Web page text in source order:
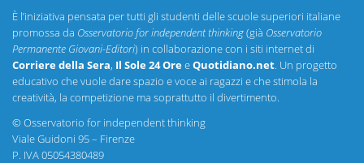
È l’iniziativa pensata per tutti gli studenti delle scuole superiori italiane
promossa da Osservatorio for independent thinking(già Osservatorio
Permanente Giovani-Editori) in collaborazione con i siti internet di
Corriere della Sera, Il Sole 24 OreeQuotidiano.net. Un progetto
educativo che vuole dare spazio e voce ai ragazzi e che stimola la
creatività, la competizione ma soprattutto il divertimento.
©Osservatorio for independent thinking
Viale Guidoni 95 – Firenze
P. IVA 05054380489